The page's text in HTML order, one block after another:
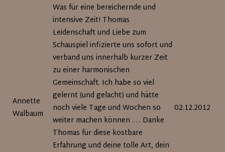
Annette
Walbaum
Was für eine bereichernde und
intensive Zeit! Thomas
Leidenschaft und Liebe zum
Schauspiel infizierte uns sofort und
verband uns innerhalb kurzer Zeit
zu einer harmonischen
Gemeinschaft. Ich habe so viel
gelernt (und gelacht) und hätte
noch viele Tage und Wochen so
weiter machen können . . . Danke
Thomas für diese kostbare
Erfahrung und deine tolle Art, dein
02.12.2012